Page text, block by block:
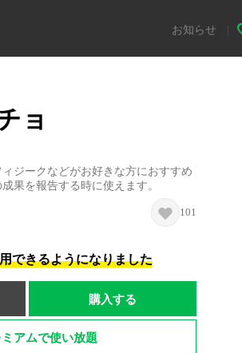
お知らせ
ョ
ジークなどがお好きな方におすすめ
果を報告する時に使えます。
101
できるようになりました
購入する
アムで使い放題